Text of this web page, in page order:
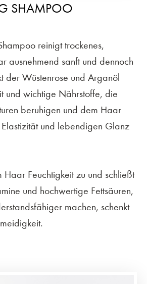
SHAMPOO
reinigt trockenes,
ausnehmend sanft und dennoch
der Wüstenrose und Arganöl
und wichtige Nährstoffe, die
beruhigen und dem Haar
und lebendigen Glanz
Feuchtigkeit zu und schließt
und hochwertige Fettsäuren,
machen, schenkt